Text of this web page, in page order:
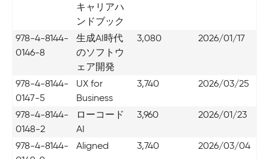
キャリアハ
ンドブック
978-4-8144-
0146-8
生成AI時代
のソフトウ
ェア開発
3,080 2026/01/17
978-4-8144-
0147-5
UX for
Business
3,740 2026/03/25
978-4-8144-
0148-2
ローコード
AI
3,960 2026/01/23
978-4-8144-
Aligned 3,740 2026/03/04